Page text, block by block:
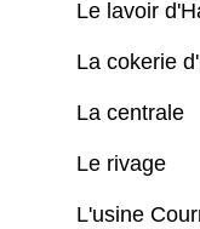
Le lavoir
La cokerie
La centrale
Le rivage
L'usine